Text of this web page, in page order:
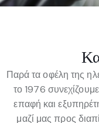
Παρά τα οφέλη της
το 1976
επαφή και
μαζί μας προς